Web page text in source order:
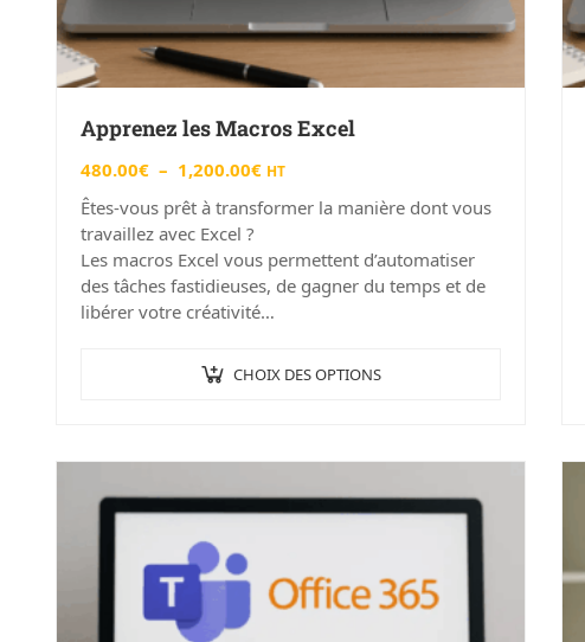
Apprenez les Macros Excel
480.00€ – 1,200.00€ HT
Êtes-vous prêt à transformer la manière dont vous
travaillez avec Excel ?
Les macros Excel vous permettent d’automatiser
des tâches fastidieuses, de gagner du temps et de
libérer votre créativité…
CHOIX DES OPTIONS